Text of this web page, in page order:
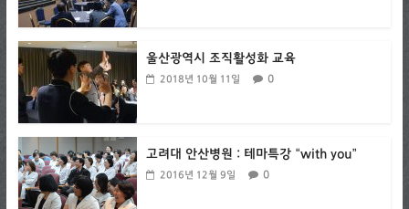
울산광역시 조직활성화 교육
2018년 10월 11일 0
고려대 안산병원 : 테마특강 “with you”
2016년 12월 9일 0